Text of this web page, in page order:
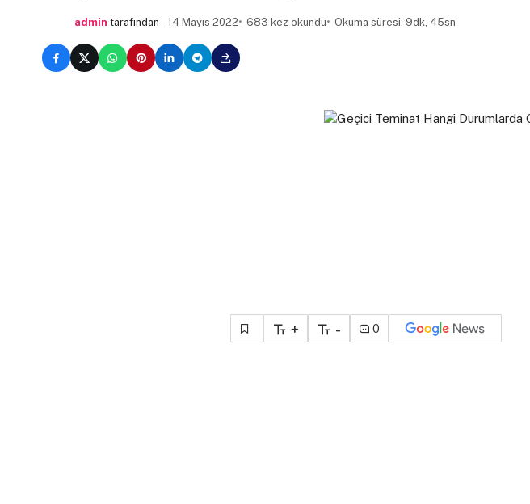
admin tarafından 14 Mayıs 2022 683 kez okundu Okuma süresi: 9dk, 45sn
+ - 0